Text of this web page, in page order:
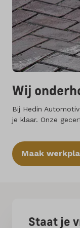
Wij
Bij Hedin
je klaar. Onze
Maak
Staat je